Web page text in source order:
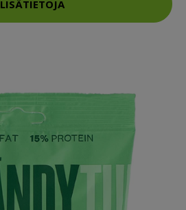
LISÄTIETOJA